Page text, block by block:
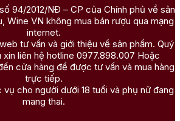
94/2012/NĐ – CP của Chính phủ về sản
Wine VN không mua bán rượu qua mạng
internet.
tư vấn và giới thiệu về sản phẩm. Quý
xin liên hệ hotline 0977.898.007 Hoặc
cửa hàng để được tư vấn và mua hàng
trực tiếp.
cho người dưới 18 tuổi và phụ nữ đang
mang thai.